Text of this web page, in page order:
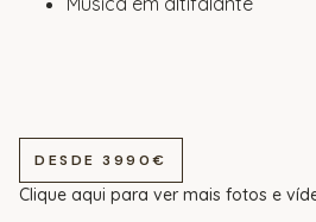
DESDE 3990€
Clique aqui para ver mais fotos e